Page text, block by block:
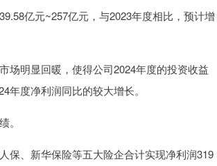
亿元~257亿元，与2023年度相比，预计增
明显回暖，使得公司2024年度的投资收益
度净利润同比的较大增长。
、新华保险等五大险企合计实现净利润319